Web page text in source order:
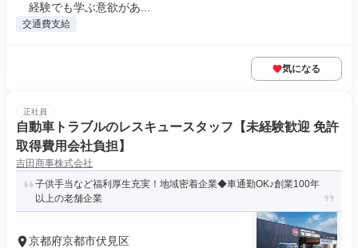
経験でも学ぶ意欲があ...
交通費支給
気になる
正社員
自動車トラブルのレスキュースタッフ【未経験歓迎 免許
取得費用会社負担】
吉田商事株式会社
子供手当など福利厚生充実！地域密着企業◆車通勤OK♪創業100年
以上の老舗企業
京都府京都市伏見区